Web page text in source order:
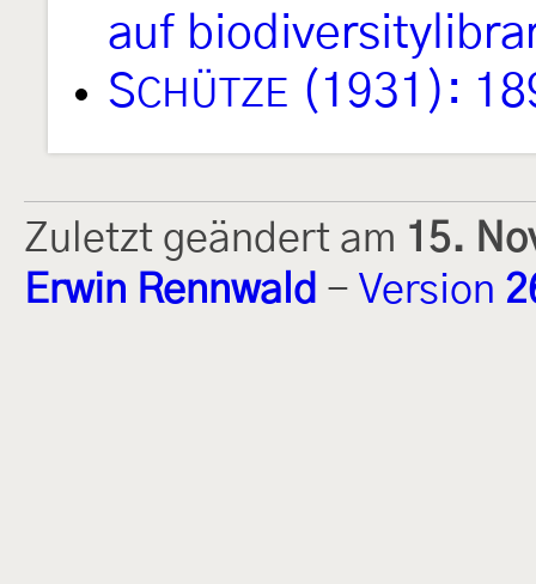
auf
SCHÜTZE (1931):
Zuletzt geändert am 15.
Erwin Rennwald - Version